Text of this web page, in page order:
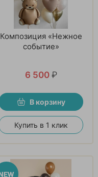
Композиция «Нежное
событие»
6 500 ₽
В корзину
Купить в 1 клик